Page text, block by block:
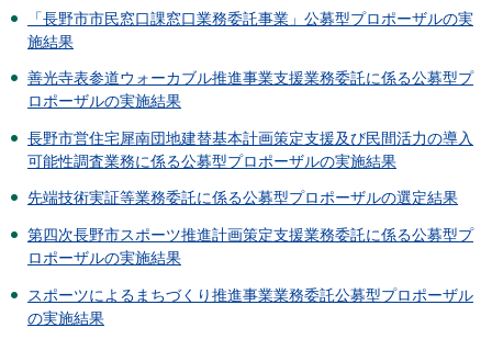
「長野市市民窓口課窓口業務委託事業」公募型プロポーザルの実
施結果
善光寺表参道ウォーカブル推進事業支援業務委託に係る公募型プ
ロポーザルの実施結果
長野市営住宅犀南団地建替基本計画策定支援及び民間活力の導入
可能性調査業務に係る公募型プロポーザルの実施結果
先端技術実証等業務委託に係る公募型プロポーザルの選定結果
第四次長野市スポーツ推進計画策定支援業務委託に係る公募型プ
ロポーザルの実施結果
スポーツによるまちづくり推進事業業務委託公募型プロポーザル
の実施結果